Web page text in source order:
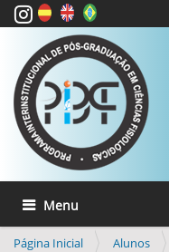
Toggle navigation
Página Inicial Alunos